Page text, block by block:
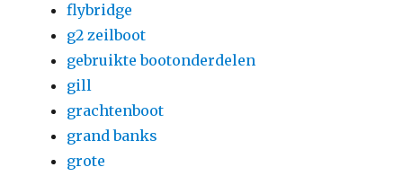
flybridge
g2 zeilboot
gebruikte bootonderdelen
gill
grachtenboot
grand banks
grote